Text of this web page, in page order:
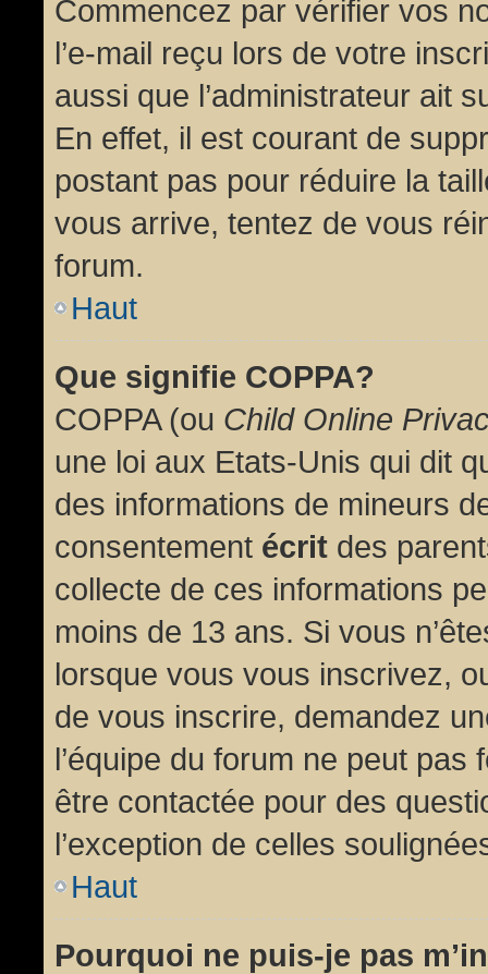
Commencez par vérifier vos
l’e-mail reçu lors de votre
aussi que l’administrateur ait
En effet, il est courant de
postant pas pour réduire la
vous arrive, tentez de vous
forum.
Haut
Que signifie COPPA?
COPPA (ou Child Online
une loi aux Etats-Unis qui dit
des informations de mineurs
consentement écrit des
collecte de ces informations
moins de 13 ans. Si vous
lorsque vous vous inscrivez,
de vous inscrire, demandez
l’équipe du forum ne peut
être contactée pour des
l’exception de celles
Haut
Pourquoi ne puis-je pas